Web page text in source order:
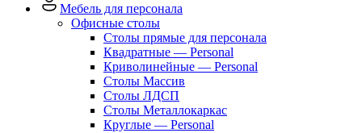
Мебель для персонала
Офисные столы
Столы прямые для персонала
Квадратные — Personal
Криволинейные — Personal
Столы Массив
Столы ЛДСП
Столы Металлокаркас
Круглые — Personal